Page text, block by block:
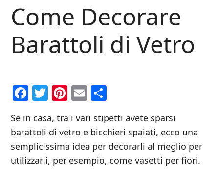
Come Decorare
Barattoli di Vetro
Facebook
TwitterPinterest
Email
Se in casa, tra i vari stipetti avete sparsi
barattoli di vetro e bicchieri spaiati, ecco una
semplicissima idea per decorarli al meglio per
utilizzarli, per esempio, come vasetti per fiori.